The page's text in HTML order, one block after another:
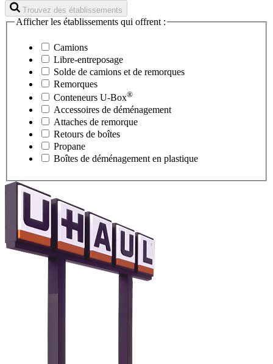
Trouvez des établissements
Afficher les établissements qui offrent :
Camions
Libre-entreposage
Solde de camions et de remorques
Remorques
Conteneurs U-Box®
Accessoires de déménagement
Attaches de remorque
Retours de boîtes
Propane
Boîtes de déménagement en plastique